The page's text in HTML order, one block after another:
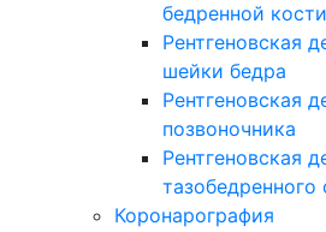
бедренной кости
Рентгеновская
шейки бедра
Рентгеновская
позвоночника
Рентгеновская
тазобедренного
Коронарография